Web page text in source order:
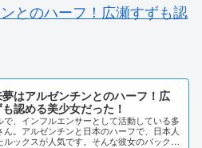
とのハーフ！広瀬すずも認
はアルゼンチンとのハーフ！広
認める美少女だった！
で、インフルエンサーとして活動している多
ん。アルゼンチンと日本のハーフで、日本人
ルックスが人気です。そんな彼女のバックボ